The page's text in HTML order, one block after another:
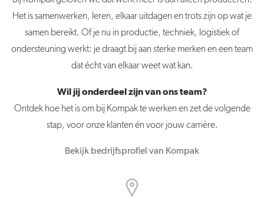
Het is samenwerken, leren, elkaar uitdagen en trots zijn op wat je
samen bereikt. Of je nu in productie, techniek, logistiek of
ondersteuning werkt: je draagt bij aan sterke merken en een team
dat écht van elkaar weet wat kan.
Wil jij onderdeel zijn van ons team?
Ontdek hoe het is om bij Kompak te werken en zet de volgende
stap, voor onze klanten én voor jouw carrière.
Bekijk bedrijfsprofiel van Kompak